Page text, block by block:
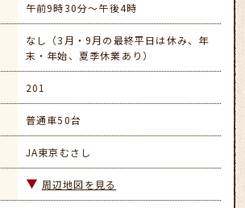
午前9時30分～午後4時
なし（3月・9月の最終平日は休み、年
末・年始、夏季休業あり）
201
普通車50台
JA東京むさし
周辺地図を見る